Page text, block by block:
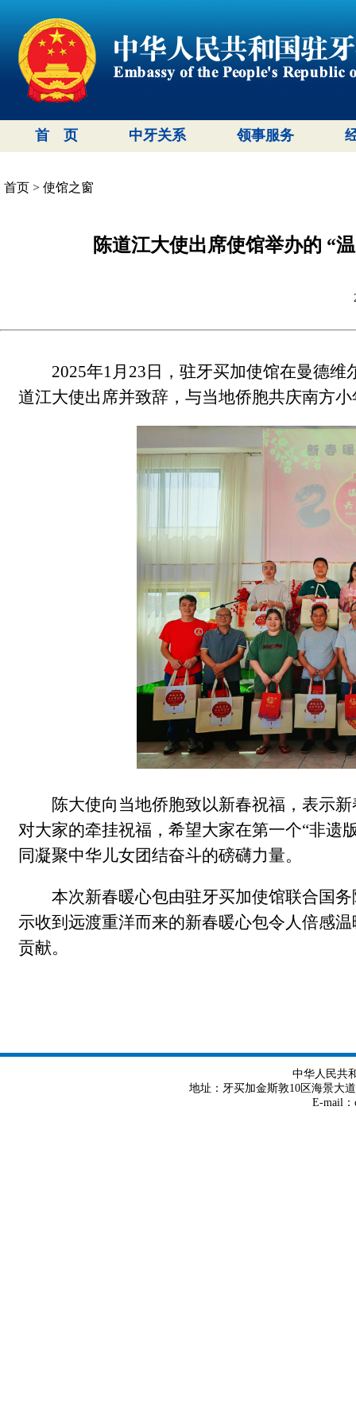
首 页 中牙关系 领事服务
首页 > 使馆之窗
陈道江大使出席使馆举办的 “
2025年1月23日，驻牙买加使馆在曼德
道江大使出席并致辞，与当地侨胞共庆南方
陈大使向当地侨胞致以新春祝福，表示
对大家的牵挂祝福，希望大家在第一个“非遗
同凝聚中华儿女团结奋斗的磅礴力量。
本次新春暖心包由驻牙买加使馆联合国
示收到远渡重洋而来的新春暖心包令人倍感
贡献。
中华人民共
地址：牙买加金斯敦10区海景大道
E-mail：